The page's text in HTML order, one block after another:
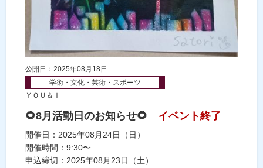
公開日：2025年08月18日
学術・文化・芸術・スポーツ
ＹＯＵ＆Ｉ
🌻8月活動日のお知らせ🌻 イベント終了
開催日：2025年08月24日（日）
開催時間：9:30〜
申込締切：2025年08月23日（土）